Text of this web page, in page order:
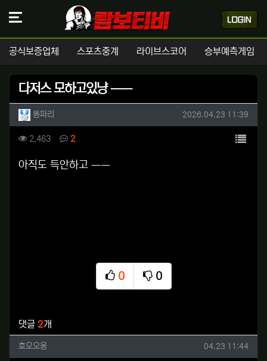
공식보증업체 스포츠중계 라이브스코어 승부예측게임
다저스 모하고있냥 ㅡㅡ
작성자 정보
똥파리 작성일
2026.04.23 11:39
컨텐츠 정보
2,463조회 2댓글 목록
본문
아직도 득안하고 ㅡㅡ
0
추천
0
비추천
댓글 2개
호오오옹님의 댓글
호오오옹 작성일
04.23 11:44